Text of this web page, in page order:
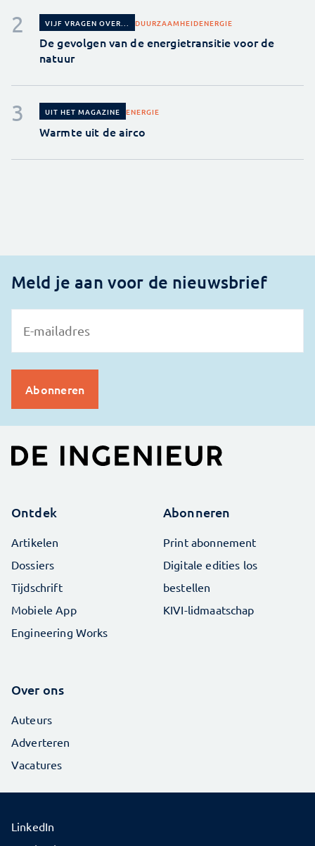
VIJF VRAGEN OVER... DUURZAAMHEIDENERGIE
De gevolgen van de energietransitie voor de
natuur
UIT HET MAGAZINE ENERGIE
Warmte uit de airco
Meld je aan voor de nieuwsbrief
Ontdek
Artikelen
Dossiers
Tijdschrift
Mobiele App
Engineering Works
Abonneren
Print abonnement
Digitale edities los
bestellen
KIVI-lidmaatschap
Over ons
Auteurs
Adverteren
Vacatures
LinkedIn